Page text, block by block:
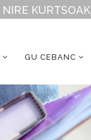
NIRE KURTSOAK
GU CEBANC